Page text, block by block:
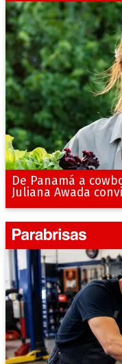
De Panamá a
Juliana Awada